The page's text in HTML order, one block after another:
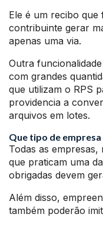
Ele é um recibo que
contribuinte gerar
apenas uma via.
Outra
com grandes
que utilizam o RPS
providencia a
arquivos em lotes.
Que tipo de
Todas as
que praticam uma
obrigadas devem
Além disso,
também poderão